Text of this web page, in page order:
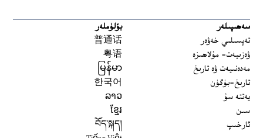
سەھىپىلەر
تەپسىلىي خەۋەر
ۋەزىيەت- مۇلاھىزە
مەدەنىيەت ۋە تارىخ
تارىخ-بۈگۈن
يەتتە سۇ
سىن
ئارخىپ
بۆلۈملەر
普通话
粤语
မြန်မာ
한국어
ລາວ
ខ្មែរ
བོད་སྐད།